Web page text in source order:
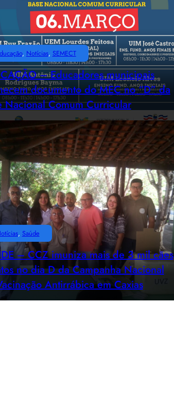
, Notícias, SEMECT
– Educadores municipais
documento do MEC no “D” da
Nacional Comum Curricular
, Saúde
– CCZ imuniza mais de 3 mil cães
no dia D da Campanha Nacional
Antirrábica em Caxias